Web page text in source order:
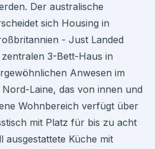
Der australische
sich Housing in
- Just Landed
3-Bett-Haus in
Anwesen im
Laine, das von innen und
Wohnbereich verfügt über
mit Platz für bis zu acht
ausgestattete Küche mit